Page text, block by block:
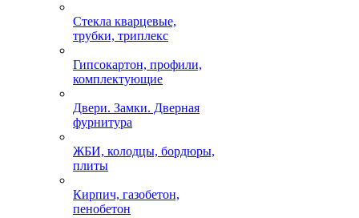
Стекла кварцевые,
трубки, триплекс
Гипсокартон, профили,
комплектующие
Двери. Замки. Дверная
фурнитура
ЖБИ, колодцы, бордюры,
плиты
Кирпич, газобетон,
пенобетон